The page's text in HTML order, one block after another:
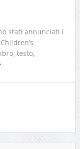
stati annunciati i
testo,